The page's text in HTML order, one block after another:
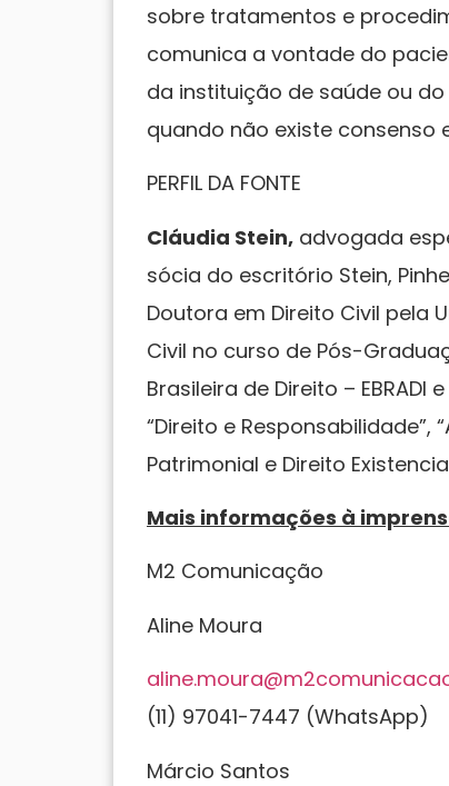
sobre tratamentos e
comunica a vontade do
da instituição de saúde ou
quando não existe consenso
PERFIL DA FONTE
Cláudia Stein, advogada
sócia do escritório Stein,
Doutora em Direito Civil pela
Civil no curso de Pós-
Brasileira de Direito –
“Direito e Responsabilidade”,
Patrimonial e Direito
Mais informações à
M2 Comunicação
Aline Moura
(11) 97041-7447 (WhatsApp)
Márcio Santos